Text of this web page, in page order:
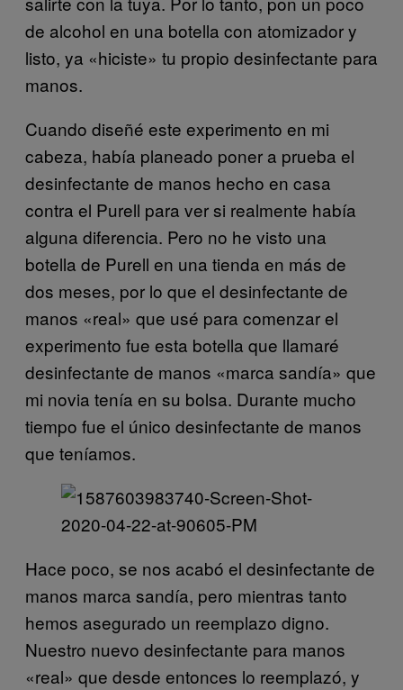
de alcohol en una botella con atomizador y
listo, ya «hiciste» tu propio desinfectante para
manos.
Cuando diseñé este experimento en mi
cabeza, había planeado poner a prueba el
desinfectante de manos hecho en casa
contra el Purell para ver si realmente había
alguna diferencia. Pero no he visto una
botella de Purell en una tienda en más de
dos meses, por lo que el desinfectante de
manos «real» que usé para comenzar el
experimento fue esta botella que llamaré
desinfectante de manos «marca sandía» que
mi novia tenía en su bolsa. Durante mucho
tiempo fue el único desinfectante de manos
que teníamos.
Hace poco, se nos acabó el desinfectante de
manos marca sandía, pero mientras tanto
hemos asegurado un reemplazo digno.
Nuestro nuevo desinfectante para manos
«real» que desde entonces lo reemplazó, y